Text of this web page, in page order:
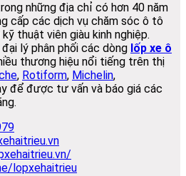
những địa chỉ có hơn 40 năm
cấp các dịch vụ chăm sóc ô tô
thuật viên giàu kinh nghiệp.
lý phân phối các dòng lốp xe ô
thương hiệu nổi tiếng trên thị
, Rotiform, Michelin,
để được tư vấn và báo giá các
lopxehaitrieu